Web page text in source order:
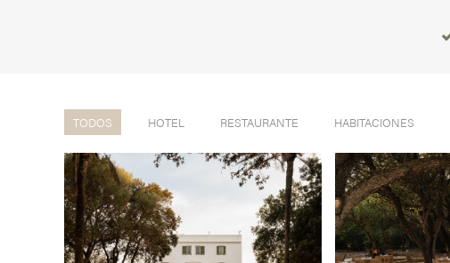
TODOS HOTEL RESTAURANTE HABITACIONES